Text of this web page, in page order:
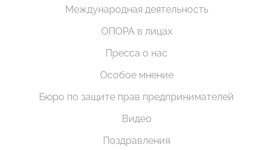
Международная деятельность
ОПОРА в лицах
Пресса о нас
Особое мнение
Бюро по защите прав предпринимателей
Видео
Поздравления